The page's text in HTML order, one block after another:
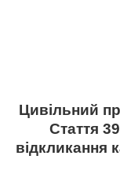
Цивільний
Стаття
відкликання